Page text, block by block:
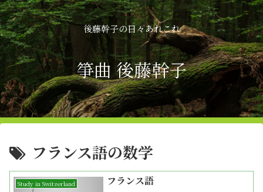
後藤幹子の日々あれこれ
箏曲 後藤幹子
フランス語の数学
Study in Switzerland フランス語